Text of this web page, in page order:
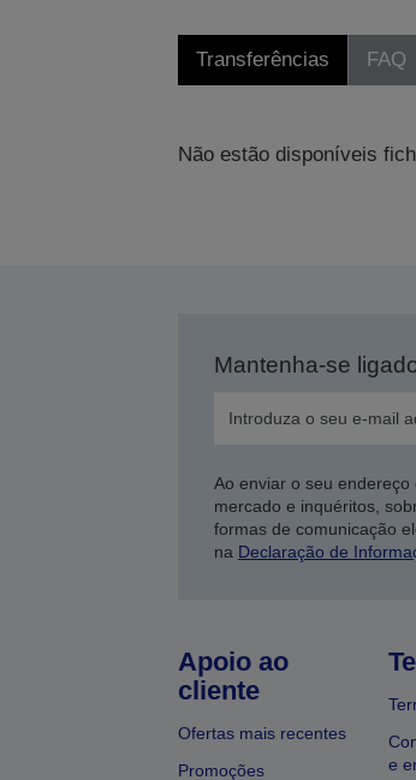
Transferências FAQ
Não estão disponíveis
Mantenha-se
Ao enviar o seu
mercado e inquéritos,
formas de comunicação
na Declaração de
Apoio ao
cliente
Ofertas mais recentes
Promoções
e